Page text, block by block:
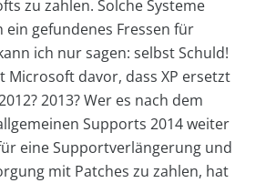
zu zahlen. Solche Systeme
gefundenes Fressen für
ich nur sagen: selbst Schuld!
Microsoft davor, dass XP ersetzt
2013? Wer es nach dem
Supports 2014 weiter
eine Supportverlängerung und
mit Patches zu zahlen, hat